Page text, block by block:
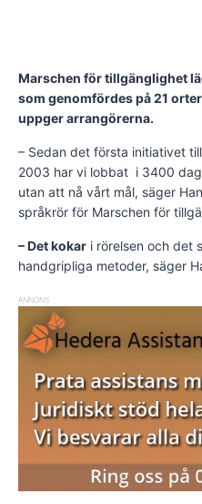
Marschen för tillgänglighet
som genomfördes på 21
uppger arrangörerna.
– Sedan det första initiativet
2003 har vi lobbat i 3400
utan att nå vårt mål, säger
språkrör för Marschen för
– Det kokar i rörelsen och det
handgripliga metoder, säger
ANNONS